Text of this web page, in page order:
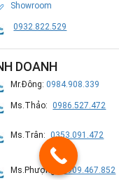
Showroom
0932.822.529
DOANH
Mr.Đông:0984.908.339
Ms.Thảo: 0986.527.472
Ms.Trân: 0353.091.472
Ms.Phượng: 0909.467.852